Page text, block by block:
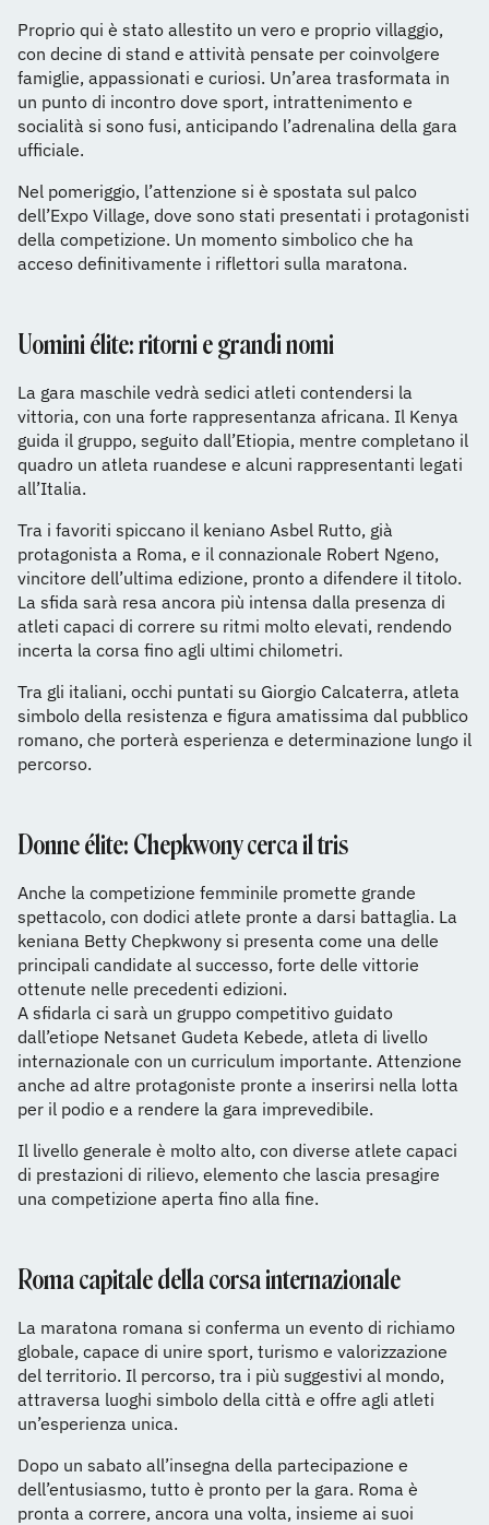
Proprio qui è stato allestito un vero e proprio villaggio,
con decine di stand e attività pensate per coinvolgere
famiglie, appassionati e curiosi. Un’area trasformata in
un punto di incontro dove sport, intrattenimento e
socialità si sono fusi, anticipando l’adrenalina della gara
ufficiale.
Nel pomeriggio, l’attenzione si è spostata sul palco
dell’Expo Village, dove sono stati presentati i protagonisti
della competizione. Un momento simbolico che ha
acceso definitivamente i riflettori sulla maratona.
Uomini élite: ritorni e grandi nomi
La gara maschile vedrà sedici atleti contendersi la
vittoria, con una forte rappresentanza africana. Il Kenya
guida il gruppo, seguito dall’Etiopia, mentre completano il
quadro un atleta ruandese e alcuni rappresentanti legati
all’Italia.
Tra i favoriti spiccano il keniano Asbel Rutto, già
protagonista a Roma, e il connazionale Robert Ngeno,
vincitore dell’ultima edizione, pronto a difendere il titolo.
La sfida sarà resa ancora più intensa dalla presenza di
atleti capaci di correre su ritmi molto elevati, rendendo
incerta la corsa fino agli ultimi chilometri.
Tra gli italiani, occhi puntati su Giorgio Calcaterra, atleta
simbolo della resistenza e figura amatissima dal pubblico
romano, che porterà esperienza e determinazione lungo il
percorso.
Donne élite: Chepkwony cerca il tris
Anche la competizione femminile promette grande
spettacolo, con dodici atlete pronte a darsi battaglia. La
keniana Betty Chepkwony si presenta come una delle
principali candidate al successo, forte delle vittorie
ottenute nelle precedenti edizioni.
A sfidarla ci sarà un gruppo competitivo guidato
dall’etiope Netsanet Gudeta Kebede, atleta di livello
internazionale con un curriculum importante. Attenzione
anche ad altre protagoniste pronte a inserirsi nella lotta
per il podio e a rendere la gara imprevedibile.
Il livello generale è molto alto, con diverse atlete capaci
di prestazioni di rilievo, elemento che lascia presagire
una competizione aperta fino alla fine.
Roma capitale della corsa internazionale
La maratona romana si conferma un evento di richiamo
globale, capace di unire sport, turismo e valorizzazione
del territorio. Il percorso, tra i più suggestivi al mondo,
attraversa luoghi simbolo della città e offre agli atleti
un’esperienza unica.
Dopo un sabato all’insegna della partecipazione e
dell’entusiasmo, tutto è pronto per la gara. Roma è
pronta a correre, ancora una volta, insieme ai suoi